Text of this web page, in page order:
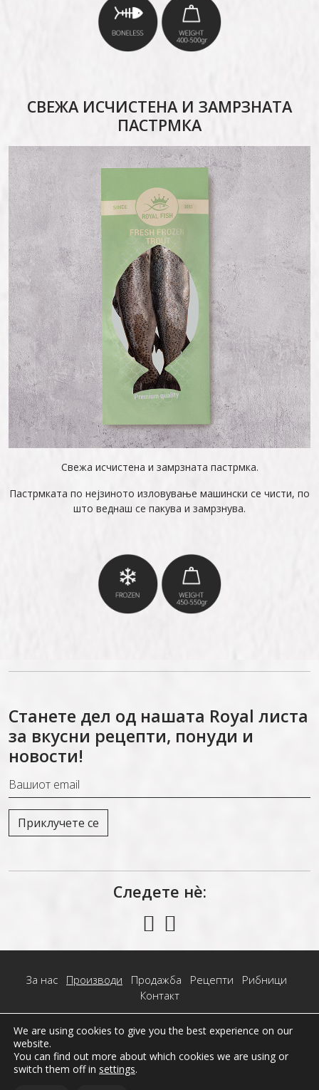
СВЕЖА ИСЧИСТЕНА И ЗАМРЗНАТА
ПАСТРМКА
Свежа исчистена и замрзната пастрмка.
Пастрмката по нејзиното изловување машински се чисти, по
што веднаш се пакува и замрзнува.
Станете дел од нашата Royal листа
за вкусни рецепти, понуди и
новости!
Следете нѐ:
За нас Производи Продажба Рецепти
Рибници
Контакт
Дошница Дооел, Демир Капија. +389 71 324 261
ЧПП
Политика за приватност
Политика за колачиња
Услови за користње
We are using cookies to give you the best experience on our
website.
You can find out more about which cookies we are using or
switch them off in settings.